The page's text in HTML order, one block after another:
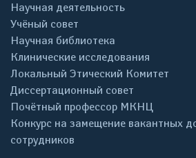
Научная деятельность
Учёный совет
Научная библиотека
Клинические исследования
Локальный Этический Комитет
Диссертационный совет
Почётный профессор МКНЦ
Конкурс на замещение вакантных
сотрудников